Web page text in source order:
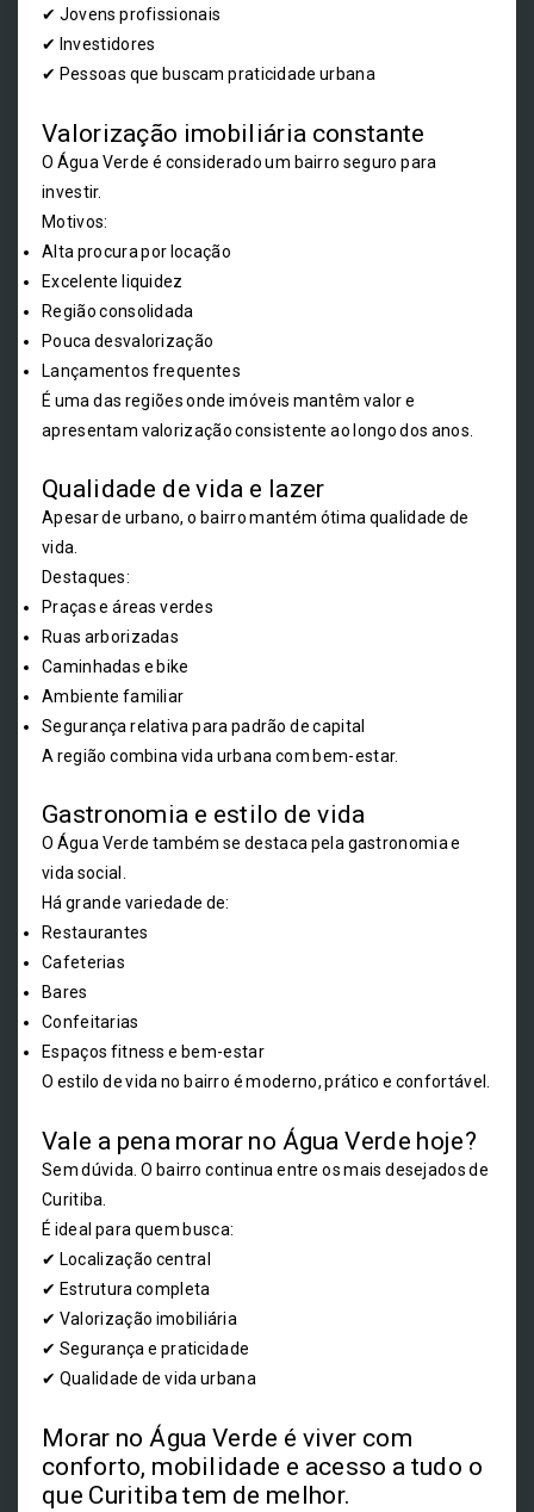
✔ Jovens profissionais
✔ Investidores
✔ Pessoas que buscam praticidade urbana
Valorização imobiliária constante
O Água Verde é considerado um bairro seguro para
investir.
Motivos:
Alta procura por locação
Excelente liquidez
Região consolidada
Pouca desvalorização
Lançamentos frequentes
É uma das regiões onde imóveis mantêm valor e
apresentam valorização consistente ao longo dos anos.
Qualidade de vida e lazer
Apesar de urbano, o bairro mantém ótima qualidade de
vida.
Destaques:
Praças e áreas verdes
Ruas arborizadas
Caminhadas e bike
Ambiente familiar
Segurança relativa para padrão de capital
A região combina vida urbana com bem-estar.
Gastronomia e estilo de vida
O Água Verde também se destaca pela gastronomia e
vida social.
Há grande variedade de:
Restaurantes
Cafeterias
Bares
Confeitarias
Espaços fitness e bem-estar
O estilo de vida no bairro é moderno, prático e confortável.
Vale a pena morar no Água Verde hoje?
Sem dúvida. O bairro continua entre os mais desejados de
Curitiba.
É ideal para quem busca:
✔ Localização central
✔ Estrutura completa
✔ Valorização imobiliária
✔ Segurança e praticidade
✔ Qualidade de vida urbana
Morar no Água Verde é viver com
conforto, mobilidade e acesso a tudo o
que Curitiba tem de melhor.